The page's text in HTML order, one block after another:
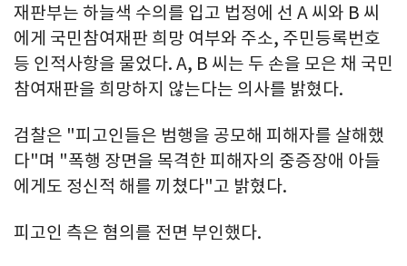
재판부는 하늘색 수의를 입고 법정에 선 A 씨와 B 씨
에게 국민참여재판 희망 여부와 주소, 주민등록번호
등 인적사항을 물었다. A, B 씨는 두 손을 모은 채 국민
참여재판을 희망하지 않는다는 의사를 밝혔다.
검찰은 "피고인들은 범행을 공모해 피해자를 살해했
다"며 "폭행 장면을 목격한 피해자의 중증장애 아들
에게도 정신적 해를 끼쳤다"고 밝혔다.
피고인 측은 혐의를 전면 부인했다.